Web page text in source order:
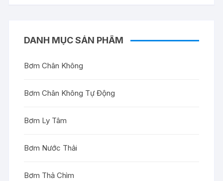
DANH MỤC SẢN PHẨM
Bơm Chân Không
Bơm Chân Không Tự Động
Bơm Ly Tâm
Bơm Nước Thải
Bơm Thả Chìm